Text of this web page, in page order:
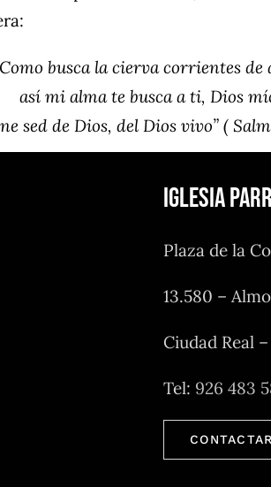
busca la cierva corrientes de
así mi alma te busca a ti, Dios
sed de Dios, del Dios vivo” (
Iglesia
Plaza de la
13.580 –
Ciudad Real
Tel: 926 483
CONTACTAR